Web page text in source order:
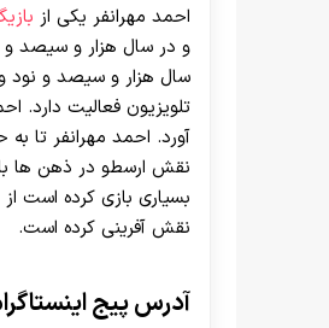
احمد مهرانفر یکی از
و در سال هزار و سیصد و
سال هزار و سیصد و نود و
تلویزیون فعالیت دارد.
آورد. احمد مهرانفر تا
نقش ارسطو در ذهن ها
بسیاری بازی کرده است
نقش آفرینی کرده است.
آدرس پیج